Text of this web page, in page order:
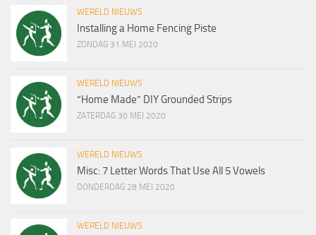
WERELD NIEUWS
Installing a Home Fencing Piste
ZONDAG 31 MEI 2020
WERELD NIEUWS
“Home Made” DIY Grounded Strips
ZATERDAG 30 MEI 2020
WERELD NIEUWS
Misc: 7 Letter Words That Use All 5 Vowels
DONDERDAG 28 MEI 2020
WERELD NIEUWS